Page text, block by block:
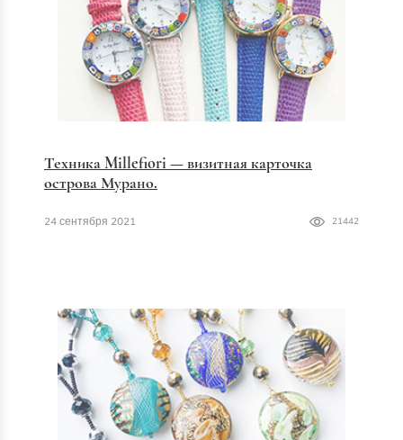
Техника Millefiori — визитная карточка
острова Мурано.
24 сентября 2021 21442